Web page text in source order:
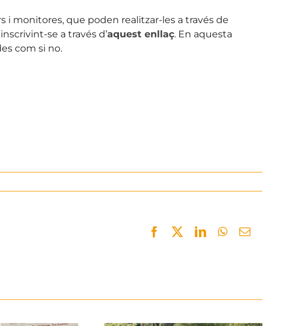
i monitores, que poden realitzar-les a través de
se a través d’aquest enllaç. En aquesta
com si no.
Facebook
TwitterLinkedInWhatsApp
Email